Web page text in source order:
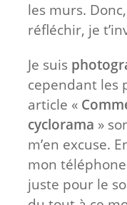
les murs.
réfléchir, je
Je suis
cependant les
article «
cyclorama »
m’en excuse.
mon
juste pour le